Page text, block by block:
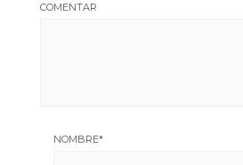
COMENTAR
NOMBRE*